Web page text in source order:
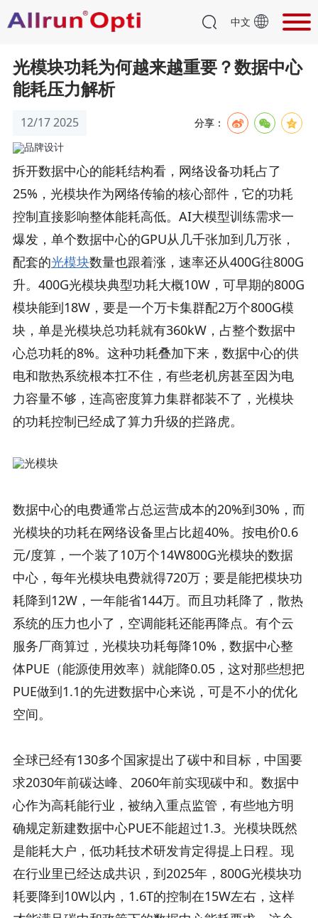
中文
光模块功耗为何越来越重要？数据中心
能耗压力解析
12/17 2025 分享：
拆开数据中心的能耗结构看，网络设备功耗占了
25%，光模块作为网络传输的核心部件，它的功耗
控制直接影响整体能耗高低。AI大模型训练需求一
爆发，单个数据中心的GPU从几千张加到几万张，
配套的光模块数量也跟着涨，速率还从400G往800G
升。400G光模块典型功耗大概10W，可早期的800G
模块能到18W，要是一个万卡集群配2万个800G模
块，单是光模块总功耗就有360kW，占整个数据中
心总功耗的8%。这种功耗叠加下来，数据中心的供
电和散热系统根本扛不住，有些老机房甚至因为电
力容量不够，连高密度算力集群都装不了，光模块
的功耗控制已经成了算力升级的拦路虎。
数据中心的电费通常占总运营成本的20%到30%，而
光模块的功耗在网络设备里占比超40%。按电价0.6
元/度算，一个装了10万个14W800G光模块的数据
中心，每年光模块电费就得720万；要是能把模块功
耗降到12W，一年能省144万。而且功耗降了，散热
系统的压力也小了，空调能耗还能再降点。有个云
服务厂商算过，光模块功耗每降10%，数据中心整
体PUE（能源使用效率）就能降0.05，这对那些想把
PUE做到1.1的先进数据中心来说，可是不小的优化
空间。
全球已经有130多个国家提出了碳中和目标，中国要
求2030年前碳达峰、2060年前实现碳中和。数据中
心作为高耗能行业，被纳入重点监管，有些地方明
确规定新建数据中心PUE不能超过1.3。光模块既然
是能耗大户，低功耗技术研发肯定得提上日程。现
在行业里已经达成共识，到2025年，800G光模块功
耗要降到10W以内，1.6T的控制在15W左右，这样